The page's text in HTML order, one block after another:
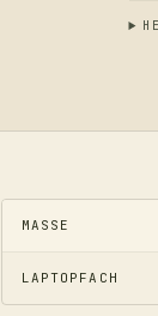
MASSE
LAPTOPFACH